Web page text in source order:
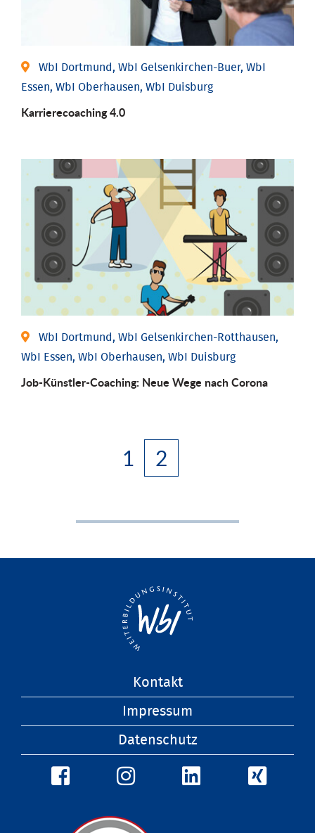
WbI Dortmund, WbI Gelsenkirchen-Buer, WbI
Essen, WbI Oberhausen, WbI Duisburg
Karriere­coaching 4.0
WbI Dortmund, WbI Gelsenkirchen-Rotthausen,
WbI Essen, WbI Oberhausen, WbI Duisburg
Job-Künstler-Coaching: Neue Wege nach Corona
1 2
Kontakt
Impressum
Datenschutz